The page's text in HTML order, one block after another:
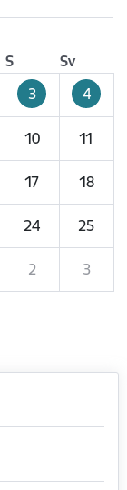
S
Sv
3 4
10 11
17 18
24 25
2 3